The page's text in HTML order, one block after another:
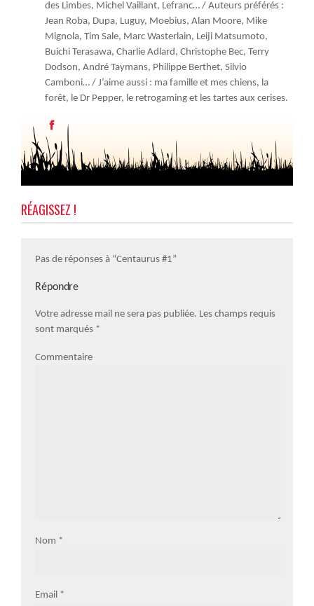
des Limbes, Michel Vaillant, Lefranc… / Auteurs préférés :
Jean Roba, Dupa, Luguy, Moebius, Alan Moore, Mike
Mignola, Tim Sale, Marc Wasterlain, Leiji Matsumoto,
Buichi Terasawa, Charlie Adlard, Christophe Bec, Terry
Dodson, André Taymans, Philippe Berthet, Silvio
Camboni… / J’aime aussi : ma famille et mes chiens, la
forêt, le Dr Pepper, le retrogaming et les tartes aux cerises.
RÉAGISSEZ !
Pas de réponses à “Centaurus #1”
Répondre
Votre adresse mail ne sera pas publiée. Les champs requis
sont marqués *
Commentaire
Nom *
Email *